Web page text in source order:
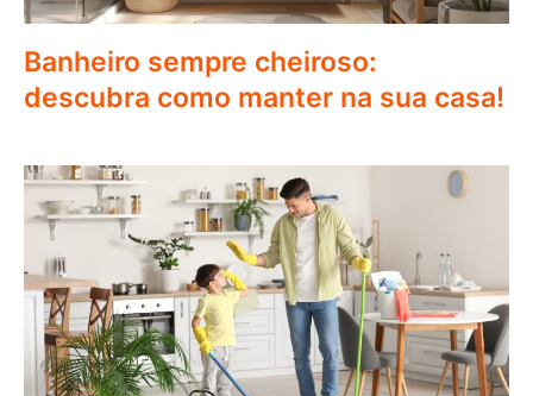
Banheiro sempre cheiroso:
descubra como manter na sua casa!